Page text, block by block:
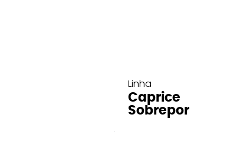
Linha
Caprice
Sobrepor